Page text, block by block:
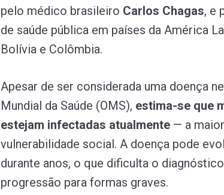
pelo médico brasileiro Carlos Chagas, e
de saúde pública em países da América
Bolívia e Colômbia.
Apesar de ser considerada uma doença
Mundial da Saúde (OMS), estima-se que
estejam infectadas atualmente — a
vulnerabilidade social. A doença pode
durante anos, o que dificulta o
progressão para formas graves.